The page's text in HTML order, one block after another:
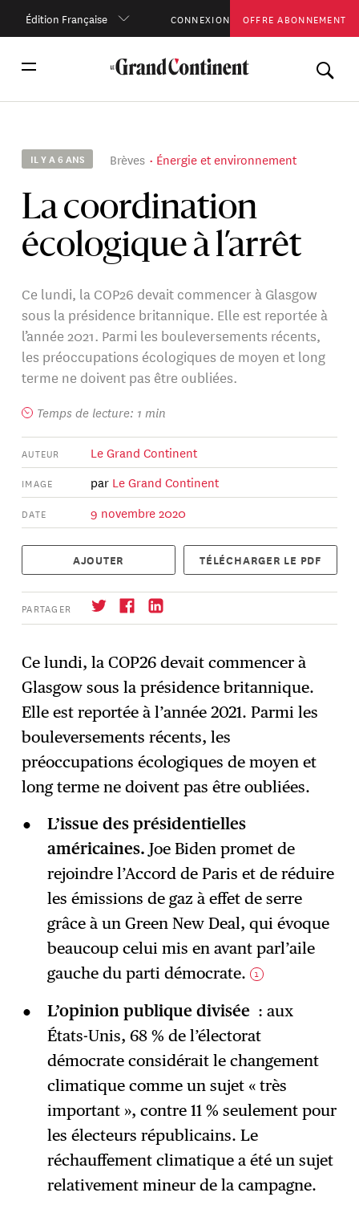
Édition Française CONNEXION OFFRE ABONNEMENT
IL Y A 6 ANS Brèves Énergie et environnement
La coordination
écologique à l’arrêt
Ce lundi, la COP26 devait commencer à Glasgow
sous la présidence britannique. Elle est reportée à
l’année 2021. Parmi les bouleversements récents,
les préoccupations écologiques de moyen et long
terme ne doivent pas être oubliées.
Temps de lecture: 1 min
AUTEUR Le Grand Continent
IMAGE par Le Grand Continent
DATE 9 novembre 2020
AJOUTER TÉLÉCHARGER LE PDF
PARTAGER
→ S'abonner
Ce lundi, la COP26 devait commencer à
Glasgow sous la présidence britannique.
Elle est reportée à l’année 2021. Parmi les
bouleversements récents, les
préoccupations écologiques de moyen et
long terme ne doivent pas être oubliées.
L’issue des présidentielles
américaines. Joe Biden promet de
rejoindre l’Accord de Paris et de réduire
les émissions de gaz à effet de serre
grâce à un Green New Deal, qui évoque
beaucoup celui mis en avant parl’aile
gauche du parti démocrate.
1
L’opinion publique divisée: aux
États-Unis, 68 % de l’électorat
démocrate considérait le changement
climatique comme un sujet « très
important », contre 11 % seulement pour
les électeurs républicains. Le
réchauffement climatique a été un sujet
relativement mineur de la campagne.